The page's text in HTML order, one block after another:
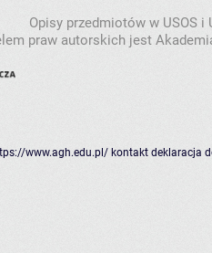
Opisy przedmiotów w USOS
praw autorskich jest
www.agh.edu.pl/ kontakt deklaracja